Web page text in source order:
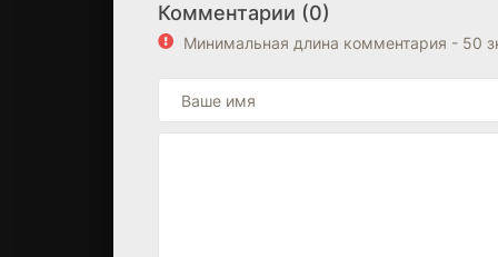
Комментарии (0)
Минимальная длина комментария - 50